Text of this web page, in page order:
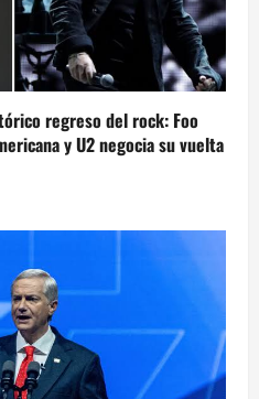
regreso del rock: Foo
y U2 negocia su vuelta